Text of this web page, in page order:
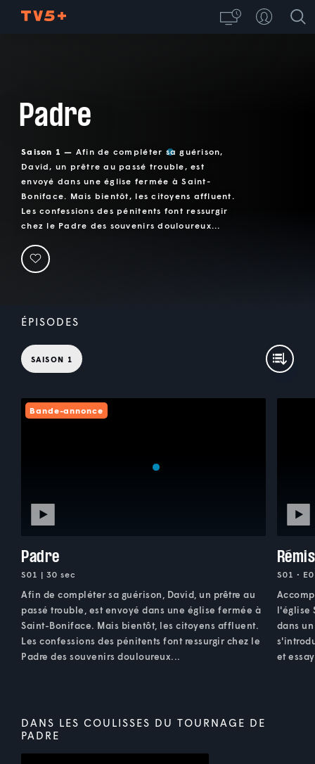
Padre
Saison 1 — Afin de compléter sa guérison,
David, un prêtre au passé trouble, est
envoyé dans une église fermée à Saint-
Boniface. Mais bientôt, les citoyens affluent.
Les confessions des pénitents font ressurgir
chez le Padre des souvenirs douloureux...
ÉPISODES
SAISON 1
Bande-annonce
Padre
S01 | 30 sec
Afin de compléter sa guérison, David, un prêtre au
passé trouble, est envoyé dans une église fermée à
Saint-Boniface. Mais bientôt, les citoyens affluent.
Les confessions des pénitents font ressurgir chez le
Padre des souvenirs douloureux...
S01 •
l'église
dans
et
DANS LES COULISSES DU TOURNAGE DE
PADRE